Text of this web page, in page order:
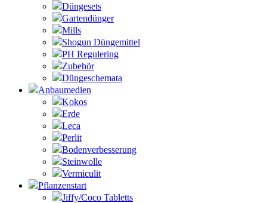
Düngesets
Gartendünger
Mills
Shogun Düngemittel
PH Regulering
Zubehör
Düngeschemata
Anbaumedien
Kokos
Erde
Leca
Perlit
Bodenverbesserung
Steinwolle
Vermiculit
Pflanzenstart
Jiffy/Coco Tabletts